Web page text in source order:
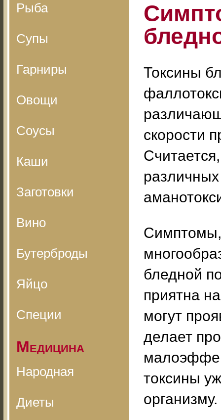
Рыба
Супы
Гарниры
Овощи
Соусы
Каши
Заготовки
Вино
Бутерброды
Яйцо
Специи
Медицина
Народная
Диеты
Токсины
скорости
бледной
приятна
могут
делает
токсины
организму.